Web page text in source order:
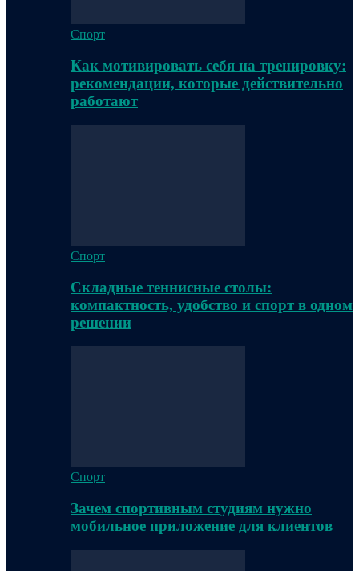
Спорт
Как мотивировать себя на тренировку:
рекомендации, которые действительно
работают
Спорт
Складные теннисные столы:
компактность, удобство и спорт в одном
решении
Спорт
Зачем спортивным студиям нужно
мобильное приложение для клиентов